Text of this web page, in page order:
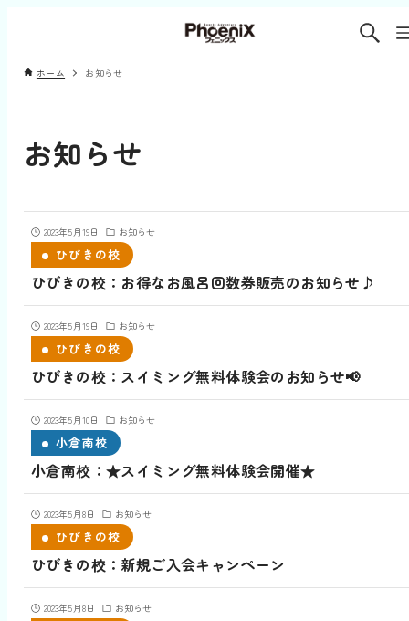
ホーム お知らせ
お知らせ
2023年5月19日 お知らせ
ひびきの校
ひびきの校：お得なお風呂回数券販売のお知らせ♪
2023年5月19日 お知らせ
ひびきの校
ひびきの校：スイミング無料体験会のお知らせ📢
2023年5月10日 お知らせ
小倉南校
小倉南校：★スイミング無料体験会開催★
2023年5月8日 お知らせ
ひびきの校
ひびきの校：新規ご入会キャンペーン
2023年5月8日 お知らせ